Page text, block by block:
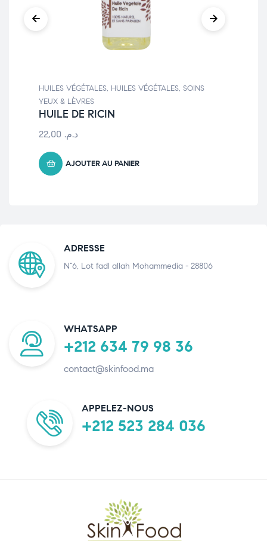
HUILES VÉGÉTALES, HUILES VÉGÉTALES, SOINS
YEUX & LÈVRES
HUILE DE RICIN
د.م.
AJOUTER AU PANIER
ADRESSE
N°6, Lot fadl allah Mohammedia - 28806
WHATSAPP
+212 634 79 98 36
contact@skinfood.ma
APPELEZ-NOUS
+212 523 284 036